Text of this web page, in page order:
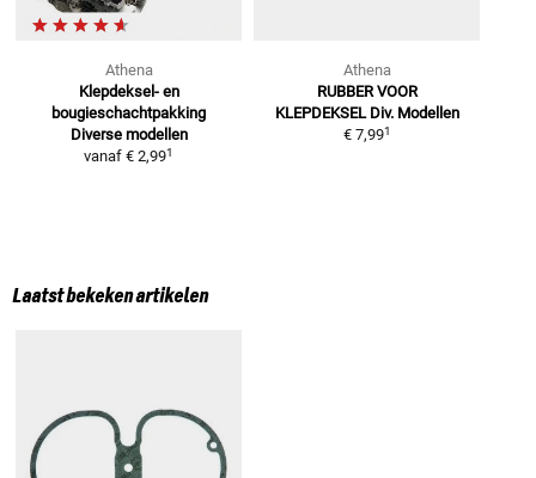
Athena
Klepdeksel- en
bougieschachtpakking
Diverse modellen
vanaf € 2,991
Athena
RUBBER VOOR
KLEPDEKSEL Div. Modellen
€ 7,991
Laatst bekeken artikelen